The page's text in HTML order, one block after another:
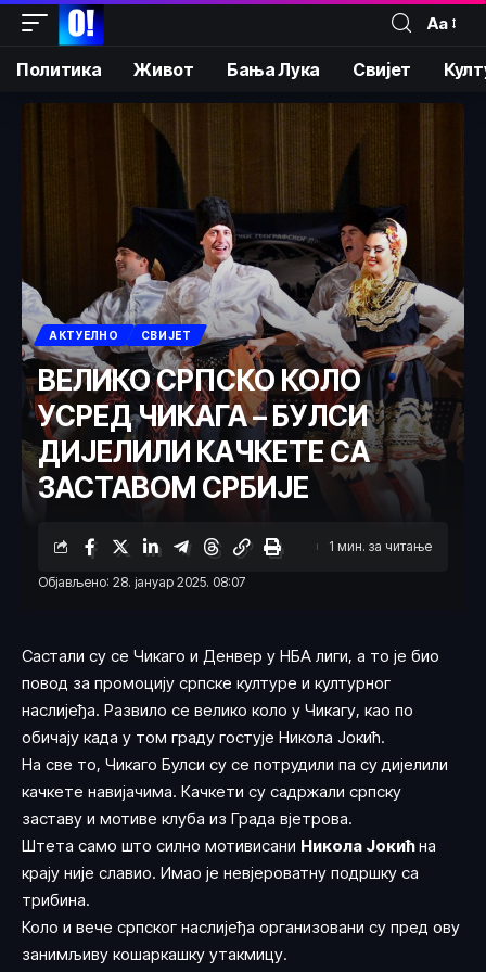
Аа
Политика Живот Бања Лука Свијет
АКТУЕЛНО СВИЈЕТ
ВЕЛИКО СРПСКО КОЛО
УСРЕД ЧИКАГА – БУЛСИ
ДИЈЕЛИЛИ КАЧКЕТЕ СА
ЗАСТАВОМ СРБИЈЕ
Објављено: 28. јануар 2025. 08:07
1 мин. за читање
Састали су се Чикаго и Денвер у НБА лиги, а то је био
повод за промоцију српске културе и културног
наслијеђа. Развило се велико коло у Чикагу, као по
обичају када у том граду гостује Никола Јокић.
На све то, Чикаго Булси су се потрудили па су дијелили
качкете навијачима. Качкети су садржали српску
заставу и мотиве клуба из Града вјетрова.
Штета само што силно мотивисани Никола Јокићна
крају није славио. Имао је невјероватну подршку са
трибина.
Коло и вече српског наслијеђа организовани су пред ову
занимљиву кошаркашку утакмицу.